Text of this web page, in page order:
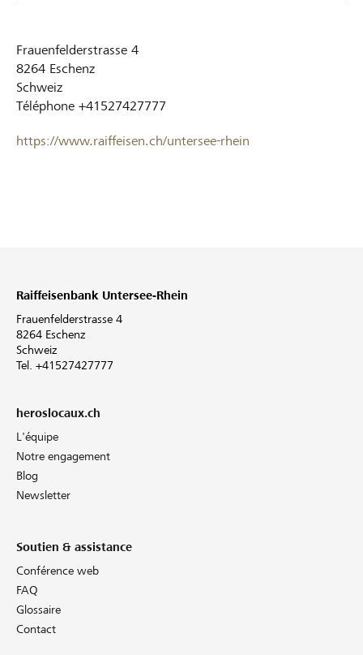
Frauenfelderstrasse 4
8264 Eschenz
Schweiz
Téléphone +41527427777
https://www.raiffeisen.ch/untersee-rhein
Raiffeisenbank Untersee-Rhein
Frauenfelderstrasse 4
8264 Eschenz
Schweiz
Tel. +41527427777
heroslocaux.ch
L'équipe
Notre engagement
Blog
Newsletter
Soutien & assistance
Conférence web
FAQ
Glossaire
Contact